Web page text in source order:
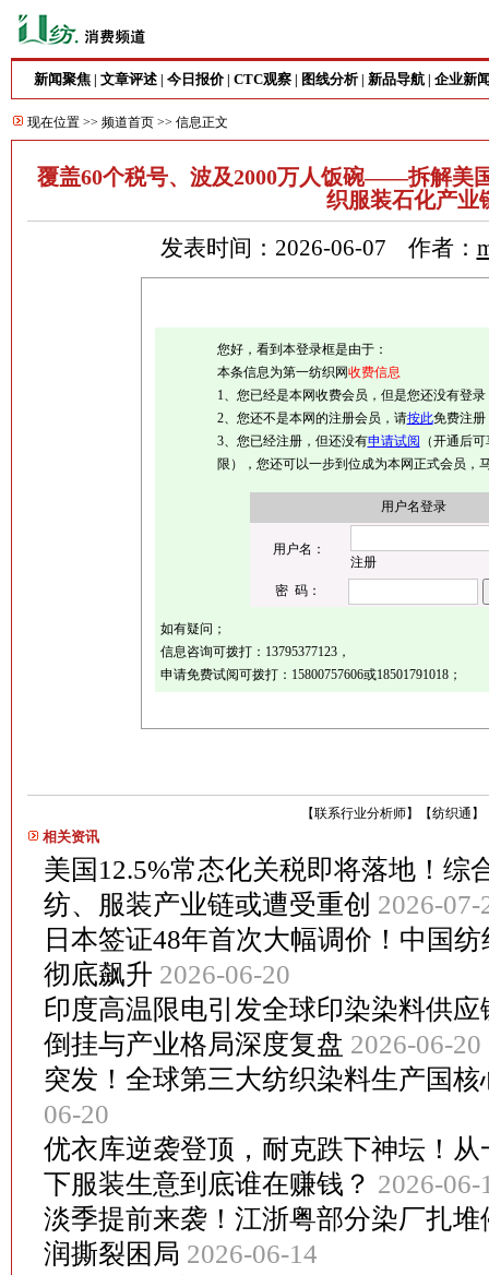
新闻聚焦 文章评述 今日报价 CTC观察 图线分析 新品导航 企业新
现在位置 >> 频道首页 >> 信息正文
覆盖60个税号、波及2000万人饭碗——拆解美
织服装石化产业
发表时间：2026-06-07 作者：
您好，看到本登录框是由于：
本条信息为第一纺织网收费信息
1、您已经是本网收费会员，但是您还没有登录
2、您还不是本网的注册会员，请按此免费注册
3、您已经注册，但还没有申请试阅 （开通后
限），您还可以一步到位成为本网正式会员，
用户名登录
用户名：
注册
密 码：
如有疑问；
信息咨询可拨打： 13795377123 ，
申请免费试阅可拨打： 15800757606或18501791018 ；
【纺织通 】
【联系行业分析师】
相关资讯
美国12.5%常态化关税即将落地！综
纺、服装产业链或遭受重创 2026-07-
日本签证48年首次大幅调价！中国
彻底飙升 2026-06-20
印度高温限电引发全球印染染料供
倒挂与产业格局深度复盘 2026-06-20
突发！全球第三大纺织染料生产国
06-20
优衣库逆袭登顶，耐克跌下神坛！
下服装生意到底谁在赚钱？ 2026-06-
淡季提前来袭！江浙粤部分染厂扎
润撕裂困局 2026-06-14